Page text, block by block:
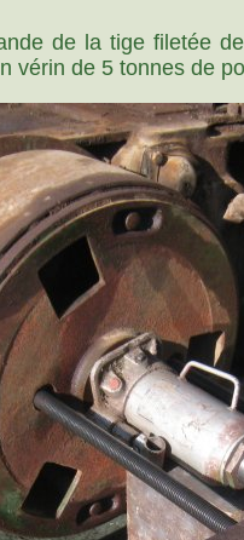
de la tige filetée
vérin de 5 tonnes de